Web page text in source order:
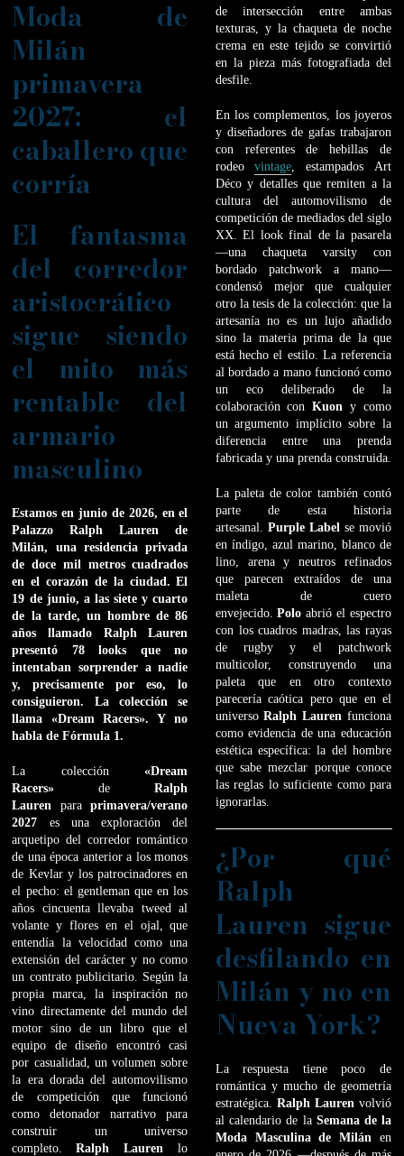
Moda de
Milán
primavera
2027: el
caballero que
corría
El fantasma
del corredor
aristocrático
sigue siendo
el mito más
rentable del
armario
masculino
Estamos en junio de 2026, en el
Palazzo Ralph Lauren de
Milán, una residencia privada
de doce mil metros cuadrados
en el corazón de la ciudad. El
19 de junio, a las siete y cuarto
de la tarde, un hombre de 86
años llamado Ralph Lauren
presentó 78 looks que no
intentaban sorprender a nadie
y, precisamente por eso, lo
consiguieron. La colección se
llama «Dream Racers». Y no
habla de Fórmula 1.
La colección«Dream
Racers» deRalph
Lauren paraprimavera/verano
2027 es una exploración del
arquetipo del corredor romántico
de una época anterior a los monos
de Kevlar y los patrocinadores en
el pecho: el gentleman que en los
años cincuenta llevaba tweed al
volante y flores en el ojal, que
entendía la velocidad como una
extensión del carácter y no como
un contrato publicitario. Según la
propia marca, la inspiración no
vino directamente del mundo del
motor sino de un libro que el
equipo de diseño encontró casi
por casualidad, un volumen sobre
la era dorada del automovilismo
de competición que funcionó
como detonador narrativo para
construir un universo
completo.Ralph Lauren lo
de intersección entre ambas
texturas, y la chaqueta de noche
crema en este tejido se convirtió
en la pieza más fotografiada del
desfile.
En los complementos, los joyeros
y diseñadores de gafas trabajaron
con referentes de hebillas de
rodeo vintage, estampados Art
Déco y detalles que remiten a la
cultura del automovilismo de
competición de mediados del siglo
XX. El look final de la pasarela
—una chaqueta varsity con
bordado patchwork a mano—
condensó mejor que cualquier
otro la tesis de la colección: que la
artesanía no es un lujo añadido
sino la materia prima de la que
está hecho el estilo. La referencia
al bordado a mano funcionó como
un eco deliberado de la
colaboración con Kuon y como
un argumento implícito sobre la
diferencia entre una prenda
fabricada y una prenda construida.
La paleta de color también contó
parte de esta historia
artesanal. Purple Label se movió
en índigo, azul marino, blanco de
lino, arena y neutros refinados
que parecen extraídos de una
maleta de cuero
envejecido. Poloabrió el espectro
con los cuadros madras, las rayas
de rugby y el patchwork
multicolor, construyendo una
paleta que en otro contexto
parecería caótica pero que en el
universo Ralph Lauren funciona
como evidencia de una educación
estética específica: la del hombre
que sabe mezclar porque conoce
las reglas lo suficiente como para
ignorarlas.
¿Por qué
Ralph
Lauren sigue
desfilando en
Milán y no en
Nueva York?
La respuesta tiene poco de
romántica y mucho de geometría
estratégica. Ralph Lauren volvió
al calendario de la Semana de la
Moda Masculina de Milán en